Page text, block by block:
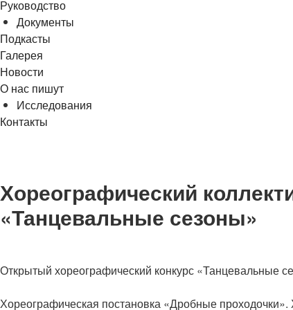
Руководство
Документы
Подкасты
Галерея
Новости
О нас пишут
Исследования
Контакты
Хореографический
«Танцевальные сезоны»
Открытый хореографический конкурс «Танцевальные
Хореографическая постановка «Дробные